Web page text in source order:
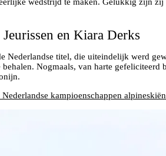
en Kiara Derks
Nederlandse titel, die uiteindelijk werd
Nogmaals, van harte
kampioenschappen